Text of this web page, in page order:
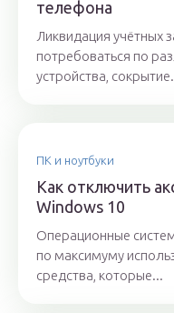
телефона
Ликвидация учётных
потребоваться по
устройства,
ПК и ноутбуки
Как отключить
Windows 10
Операционные
по максимуму
средства, которые...